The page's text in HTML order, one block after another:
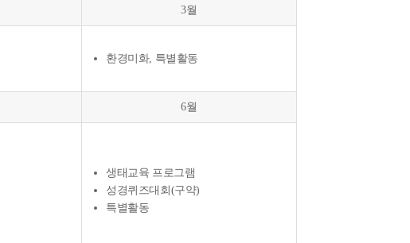
3월
환경미화, 특별활동
6월
생태교육 프로그램
성경퀴즈대회(구약)
특별활동